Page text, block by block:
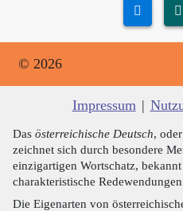
© 2026
Impressum |
Das österreichische Deutsch,
zeichnet sich durch besondere
einzigartigen Wortschatz,
charakteristische
Die Eigenarten von